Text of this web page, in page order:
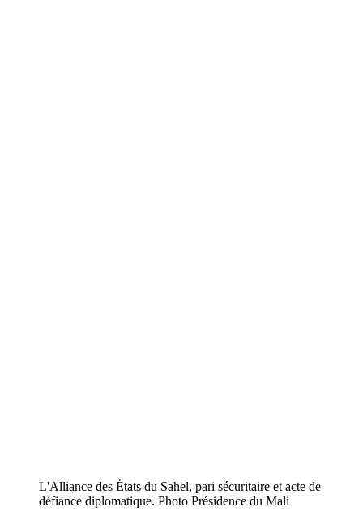
L'Alliance des États du Sahel, pari sécuritaire et acte de
défiance diplomatique. Photo Présidence du Mali